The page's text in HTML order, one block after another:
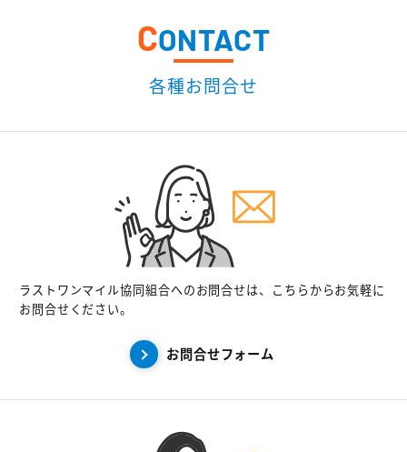
CONTACT
各種お問合せ
ラストワンマイル協同組合へのお問合せは、こちらからお気軽に
お問合せください。
お問合せフォーム